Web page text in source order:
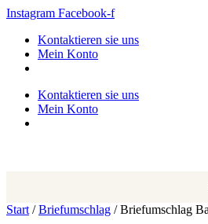
Zum
springen
Instagram Facebook-f
Kontaktieren sie uns
Mein Konto
Kontaktieren sie uns
Mein Konto
Start /Briefumschlag / Briefumschlag